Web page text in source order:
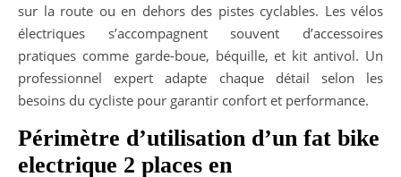
sur la route ou en dehors des pistes cyclables. Les vélos
électriques s’accompagnent souvent d’accessoires
pratiques comme garde-boue, béquille, et kit antivol. Un
professionnel expert adapte chaque détail selon les
besoins du cycliste pour garantir confort et performance.
Périmètre d’utilisation d’un fat bike
electrique 2 places en